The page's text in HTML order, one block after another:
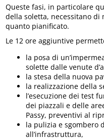
Queste fasi, in particolare
della soletta, necessitano
quanto pianificato.
Le 12 ore aggiuntive
la posa di
solette dalle venute
la stesa della nuova
la realizzazione della
l’esecuzione dei test
dei piazzali e delle
Passy, preventivi al
la pulizia e sgombero
all’infrastruttura,